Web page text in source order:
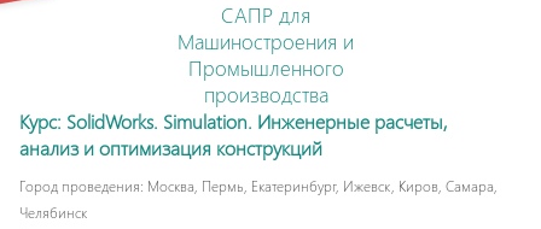
САПР для
Машиностроения и
Промышленного
производства
Курс: SolidWorks. Simulation. Инженерные расчеты,
анализ и оптимизация конструкций
Город проведения: Москва, Пермь, Екатеринбург, Ижевск, Киров, Самара,
Челябинск